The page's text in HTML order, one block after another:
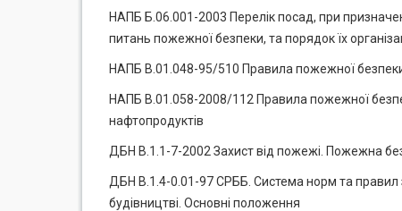
НАПБ Б.06.001-2003 Перелік посад, при
питань пожежної безпеки, та порядок їх
НАПБ В.01.048-95/510 Правила пожежної
НАПБ В.01.058-2008/112 Правила пожежної
нафтопродуктів
ДБН В.1.1-7-2002 Захист від пожежі. Пожежна
ДБН В.1.4-0.01-97 СРББ. Система норм та правил
будівництві. Основні положення